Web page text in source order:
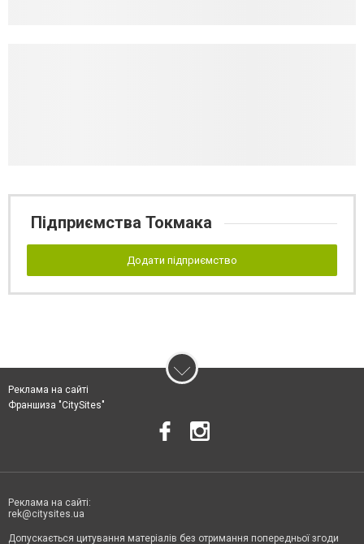
Підприємства Токмака
Додати підприємство
Реклама на сайті
Франшиза "CitySites"
Реклама на сайті:
rek@citysites.ua
Допускається цитування матеріалів без отримання попередньої згоди